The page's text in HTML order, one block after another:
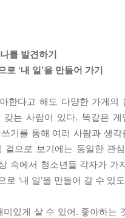
를 발견하기
‘내 일’을 만들어 가기
한다고 해도 다양한 가게
갖는 사람이 있다. 똑같은
기를 통해 여러 사람과 생
겉으로 보기에는 동일한 관
속에서 청소년들 각자가
로 ‘내 일’을 만들어 갈 수 있
미있게 살 수 있어. 좋아하